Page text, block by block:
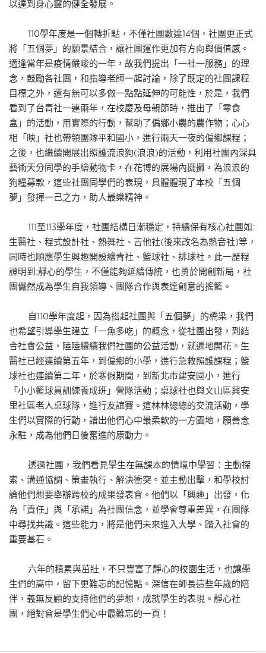
以達到身心靈的健全發展。
110學年度是一個轉折點，不僅社團數達14個，社團更正式
將「五個夢」的願景結合，讓社團運作更加有方向與價值感。
適逢當年是疫情嚴峻的一年，故我們提出「一社一服務」的理
念，鼓勵各社團，和指導老師一起討論，除了既定的社團課程
目標之外，還有無可以多做一點點延伸的可能性，於是，我們
看到了台青社一連兩年，在校慶及母親節時，推出了「零食
盒」的活動，用實際的行動，幫助了偏鄉小農的農作物；心心
相「映」社也帶領團隊平和國小，進行兩天一夜的偏鄉課程；
之後，也繼續開展出照護流浪狗(浪浪)的活動，利用社團內深具
藝術天分同學的手繪動物卡，在花博的展場內擺攤，為浪浪的
狗糧募款，這些社團同學們的表現，具體體現了本校「五個
夢」發揮一己之力，助人最樂精神。
111至113學年度，社團結構日漸穩定，持續保有核心社團如:
生醫社、程式設計社、熱舞社、吉他社(後來改名為熱音社)等，
同時也順應學生興趣開設繪青社、籃球社、排球社。此一歷程
證明到:靜心的學生，不僅能夠延續傳統，也勇於開創新局，社
團儼然成為學生自我領導、團隊合作與表達創意的搖籃。
自110學年度起，因為搭起社團與「五個夢」的橋梁，我們
也希望引導學生建立「一魚多吃」的概念，從社團出發，到結
合社會公益，陸陸續續我們社團的公益活動，就遍地開花。生
醫社已經連續第五年，到偏鄉的小學，進行急救照護課程；籃
球社也連續第二年，於寒假期間，到新北市建安國小，進行
「小小籃球員訓練養成班」營隊活動；桌球社也與文山區興安
里社區老人桌球隊，進行友誼賽。這林林總總的交流活動，學
生們以實際的行動，譜出他們心中最柔軟的一方園地，願善念
永駐，成為他們日後奮進的原動力。
透過社團，我們看見學生在無課本的情境中學習：主動探
索、溝通協調、策畫執行、解決衝突。並主動出擊，和學校討
論他們想要舉辦跨校的成果發表會。他們以「興趣」出發，化
為「責任」與「承諾」為社團信念，並學會尊重差異，在團隊
中尋找共識。這些能力，將是他們未來進入大學、踏入社會的
重要基石。
六年的積累與茁壯，不只豐富了靜心的校園生活，也讓學
生們的高中，留下更難忘的記憶點。深信在師長這些年歲的陪
伴，義無反顧的支持他們的夢想，成就學生的表現。靜心社
團，絕對會是學生們心中最難忘的一頁！